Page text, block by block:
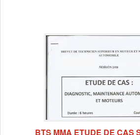
BTS MMA ETUDE DE CAS